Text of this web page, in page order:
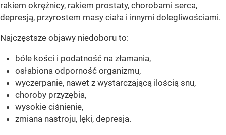
rakiem okrężnicy, rakiem prostaty, chorobami serca,
depresją, przyrostem masy ciała i innymi dolegliwościami.
Najczęstsze objawy niedoboru to:
bóle kości i podatność na złamania,
osłabiona odporność organizmu,
wyczerpanie, nawet z wystarczającą ilością snu,
choroby przyzębia,
wysokie ciśnienie,
zmiana nastroju, lęki, depresja.